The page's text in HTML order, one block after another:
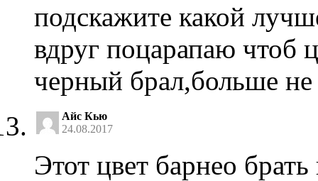
подскажите какой
вдруг поцарапаю чтоб
черный брал,больше не
Айс Кью
24.08.2017
Этот цвет барнео